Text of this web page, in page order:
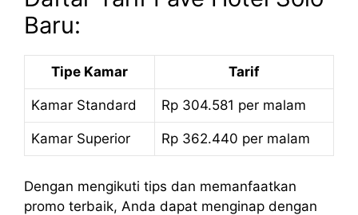
Baru:
Tipe Kamar Tarif
Kamar Standard Rp 304.581 per malam
Kamar Superior Rp 362.440 per malam
Dengan mengikuti tips dan memanfaatkan
promo terbaik, Anda dapat menginap dengan